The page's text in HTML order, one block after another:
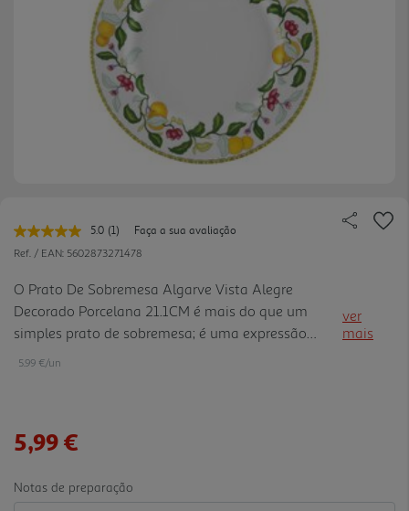
5.0 Leu
uma
para
a
mesma
página.
(1)
Faça a sua avaliação
Ref. / EAN: 5602873271478
O Prato De Sobremesa Algarve Vista Alegre
Decorado Porcelana 21.1CM é mais do que um
simples prato de sobremesa; é uma expressão
refinada de arte e elegância. Com um design
única. A coleção Algarve ostenta um deslumbrante
charme e autenticidade à sua mesa. Fabricado pela
ver
mais
5.99 €/un
5,99 €
Notas de preparação